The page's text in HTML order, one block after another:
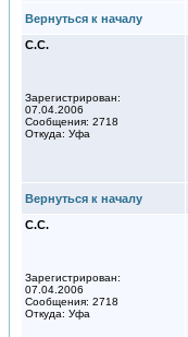
Вернуться к началу
С.С.
Зарегистрирован:
07.04.2006
Сообщения: 2718
Откуда: Уфа
Вернуться к началу
С.С.
Зарегистрирован:
07.04.2006
Сообщения: 2718
Откуда: Уфа